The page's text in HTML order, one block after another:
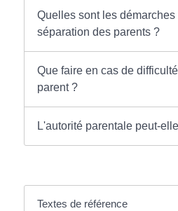
Quelles sont les démarches
séparation des parents ?
Que faire en cas de
parent ?
L'autorité parentale peut-
Textes de référence